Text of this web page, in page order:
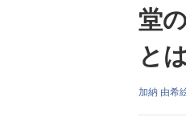
堂
と
加納 由希